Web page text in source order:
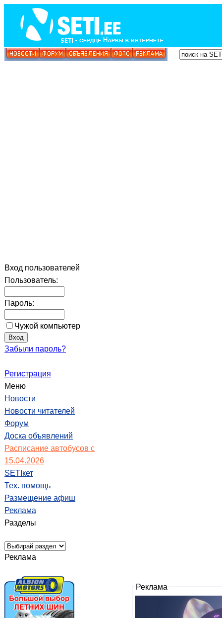
Вход пользователей
Пользователь:
Пароль:
Чужой компьютер
Забыли пароль?
Регистрация
Меню
Новости
Новости читателей
Форум
Доска объявлений
Расписание автобусов с
15.04.2026
SETIкет
Тех. помощь
Размещение афиш
Реклама
Разделы
Реклама
Реклама